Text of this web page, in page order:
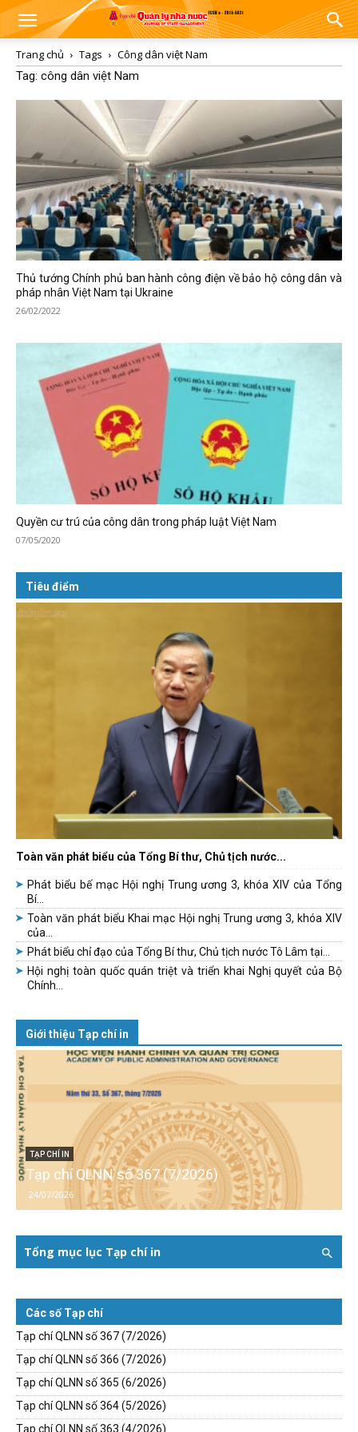
Trang chủ Tags
Công dân việt Nam
Tag: công dân việt Nam
Thủ tướng Chính phủ ban hành công điện về bảo hộ công dân và
pháp nhân Việt Nam tại Ukraine
26/02/2022
Quyền cư trú của công dân trong pháp luật Việt Nam
07/05/2020
Tiêu điểm
Toàn văn phát biểu của Tổng Bí thư, Chủ tịch nước...
Phát biểu bế mạc Hội nghị Trung ương 3, khóa XIV của Tổng
Bí...
Toàn văn phát biểu Khai mạc Hội nghị Trung ương 3, khóa XIV
của...
Phát biểu chỉ đạo của Tổng Bí thư, Chủ tịch nước Tô Lâm tại...
Hội nghị toàn quốc quán triệt và triển khai Nghị quyết của Bộ
Chính...
Giới thiệu Tạp chí in
TẠP CHÍ IN
Tạp chí QLNN số 367 (7/2026)
24/07/2026
Tổng mục lục Tạp chí in
Các số Tạp chí
Tạp chí QLNN số 367 (7/2026)
Tạp chí QLNN số 366 (7/2026)
Tạp chí QLNN số 365 (6/2026)
Tạp chí QLNN số 364 (5/2026)
Tạp chí QLNN số 363 (4/2026)